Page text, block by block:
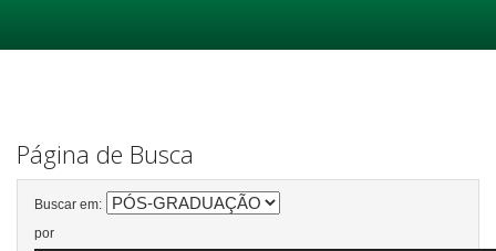
Página de Busca
Buscar em:
por